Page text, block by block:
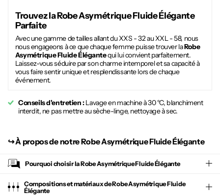
Trouvez laRobe Asymétrique Fluide Élégante
Parfaite
Avec une gamme de tailles allant du XXS - 32 au XXL - 58, nous
nous engageons à ce que chaque femme puisse trouver laRobe
Asymétrique Fluide Élégantequi lui convient parfaitement.
Laissez-vous séduire par son charme intemporel et sa capacité à
vous faire sentir unique et resplendissante lors de chaque
événement.
Conseils d'entretien :Lavage en machine à 30 °C, blanchiment
interdit, ne pas mettre au sèche-linge, nettoyage à sec.
↪︎À propos de notre Robe Asymétrique Fluide Élégante
Pourquoi choisir laRobe Asymétrique Fluide Élégante
Compositions et matériaux de Robe Asymétrique Fluide
Élégante